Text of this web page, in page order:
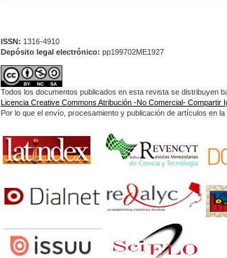
ISSN: 1316-4910
Depósito legal electrónico: pp199702ME1927
Todos los documentos publicados en esta revista se distribuyen
Licencia Creative Commons Atribución -No Comercial- Compartir
Por lo que el envío, procesamiento y publicación de artículos en